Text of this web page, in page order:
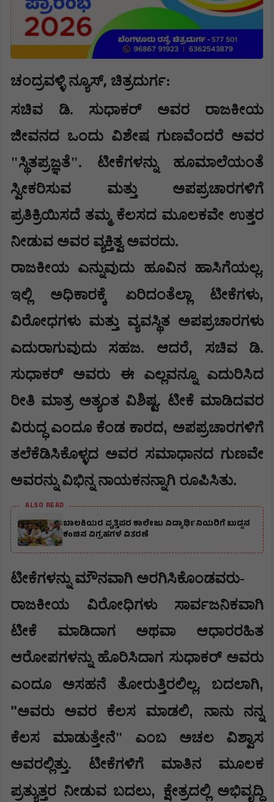
ಚಂದ್ರವಳ್ಳಿ ನ್ಯೂಸ್, ಚಿತ್ರದುರ್ಗ:
ಸಚಿವ ಡಿ. ಸುಧಾಕರ್ ಅವರ ರಾಜಕೀಯ
ಜೀವನದ ಒಂದು ವಿಶೇಷ ಗುಣವೆಂದರೆ ಅವರ
"ಸ್ಥಿತಪ್ರಜ್ಞತೆ". ಟೀಕೆಗಳನ್ನು ಹೂಮಾಲೆಯಂತೆ
ಸ್ವೀಕರಿಸುವ ಮತ್ತು ಅಪಪ್ರಚಾರಗಳಿಗೆ
ಪ್ರತಿಕ್ರಿಯಿಸದೆ ತಮ್ಮ ಕೆಲಸದ ಮೂಲಕವೇ ಉತ್ತರ
ನೀಡುವ ಅವರ ವ್ಯಕ್ತಿತ್ವ ಅವರದು.
ರಾಜಕೀಯ ಎನ್ನುವುದು ಹೂವಿನ ಹಾಸಿಗೆಯಲ್ಲ.
ಇಲ್ಲಿ ಅಧಿಕಾರಕ್ಕೆ ಏರಿದಂತೆಲ್ಲಾ ಟೀಕೆಗಳು,
ವಿರೋಧಗಳು ಮತ್ತು ವ್ಯವಸ್ಥಿತ ಅಪಪ್ರಚಾರಗಳು
ಎದುರಾಗುವುದು ಸಹಜ. ಆದರೆ, ಸಚಿವ ಡಿ.
ಸುಧಾಕರ್ ಅವರು ಈ ಎಲ್ಲವನ್ನೂ ಎದುರಿಸಿದ
ರೀತಿ ಮಾತ್ರ ಅತ್ಯಂತ ವಿಶಿಷ್ಟ. ಟೀಕೆ ಮಾಡಿದವರ
ವಿರುದ್ಧ ಎಂದೂ ಕೆಂಡ ಕಾರದ, ಅಪಪ್ರಚಾರಗಳಿಗೆ
ತಲೆಕೆಡಿಸಿಕೊಳ್ಳದ ಅವರ ಸಮಾಧಾನದ ಗುಣವೇ
ಅವರನ್ನು ವಿಭಿನ್ನ ನಾಯಕನನ್ನಾಗಿ ರೂಪಿಸಿತು.
ALSO READ
ಬಾಲಕಿಯರ ವೃತ್ತಿಪರ ಕಾಲೇಜು ವಿದ್ಯಾರ್ಥಿನಿಯರಿಗೆ ಬುದ್ದನ
ಕಂಚಿನ ವಿಗ್ರಹಗಳ ವಿತರಣೆ
ಟೀಕೆಗಳನ್ನು ಮೌನವಾಗಿ ಅರಗಿಸಿಕೊಂಡವರು-
ರಾಜಕೀಯ ವಿರೋಧಿಗಳು ಸಾರ್ವಜನಿಕವಾಗಿ
ಟೀಕೆ ಮಾಡಿದಾಗ ಅಥವಾ ಆಧಾರರಹಿತ
ಆರೋಪಗಳನ್ನು ಹೊರಿಸಿದಾಗ ಸುಧಾಕರ್ ಅವರು
ಎಂದೂ ಅಸಹನೆ ತೋರುತ್ತಿರಲಿಲ್ಲ. ಬದಲಾಗಿ,
"ಅವರು ಅವರ ಕೆಲಸ ಮಾಡಲಿ, ನಾನು ನನ್ನ
ಕೆಲಸ ಮಾಡುತ್ತೇನೆ" ಎಂಬ ಅಚಲ ವಿಶ್ವಾಸ
ಅವರಲ್ಲಿತ್ತು. ಟೀಕೆಗಳಿಗೆ ಮಾತಿನ ಮೂಲಕ
ಪ್ರತ್ಯುತ್ತರ ನೀಡುವ ಬದಲು, ಕ್ಷೇತ್ರದಲ್ಲಿ ಅಭಿವೃದ್ಧಿ